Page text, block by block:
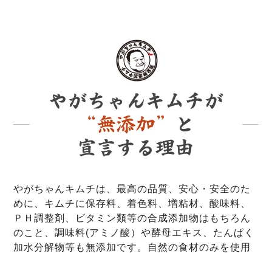
やがちゃんキムチは、最高の品質、安心・安全のた
めに、キムチに保存料、着色料、増粘材、酸味料、
ＰＨ調整剤、ビタミン類等の合成添加物はもちろん
のこと、調味料(アミノ酸）や酵母エキス、たんぱく
加水分解物等も無添加です。自然の食材のみを使用